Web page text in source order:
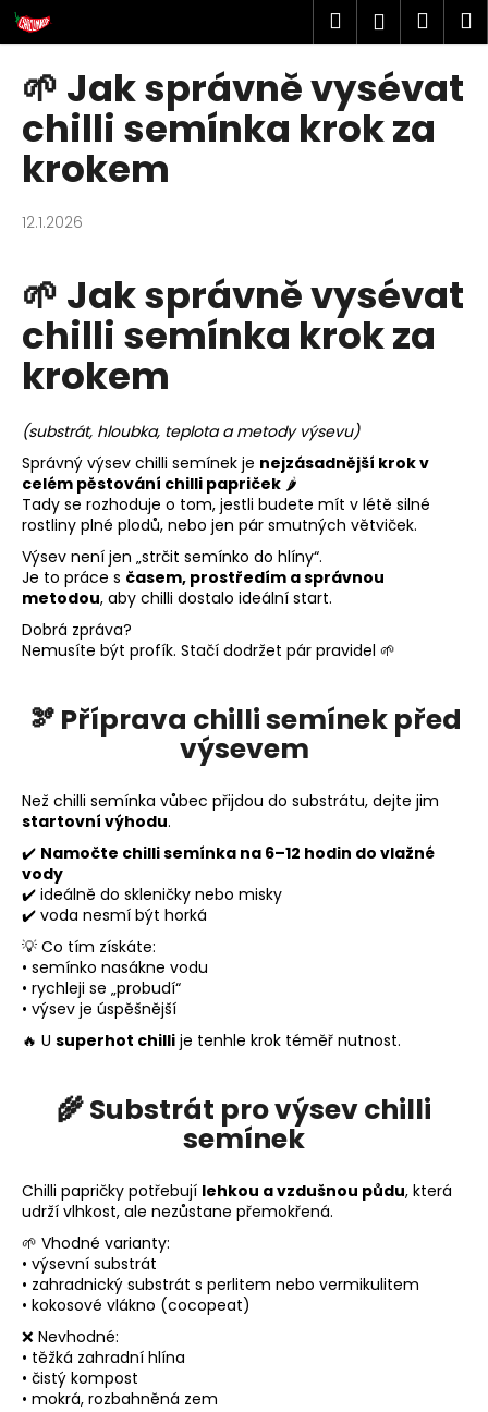
Přejít
na
obsah
Hledat
🌱 Jak správně vysévat
chilli semínka krok za
krokem
12.1.2026
🌱 Jak správně vysévat
chilli semínka krok za
krokem
(substrát, hloubka, teplota a metody výsevu)
Správný výsev chilli semínek je nejzásadnější krok v
celém pěstování chilli papriček 🌶️
Tady se rozhoduje o tom, jestli budete mít v létě silné
rostliny plné plodů, nebo jen pár smutných větviček.
Výsev není jen „strčit semínko do hlíny“.
Je to práce s časem, prostředím a správnou
metodou, aby chilli dostalo ideální start.
Dobrá zpráva?
Nemusíte být profík. Stačí dodržet pár pravidel 🌱
🫘 Příprava chilli semínek před
výsevem
Než chilli semínka vůbec přijdou do substrátu, dejte jim
startovní výhodu.
✔️ Namočte chilli semínka na 6–12 hodin do vlažné
vody
✔️ ideálně do skleničky nebo misky
✔️ voda nesmí být horká
💡 Co tím získáte:
• semínko nasákne vodu
• rychleji se „probudí“
• výsev je úspěšnější
🔥 U superhot chilli je tenhle krok téměř nutnost.
🌾 Substrát pro výsev chilli
semínek
Chilli papričky potřebují lehkou a vzdušnou půdu, která
udrží vlhkost, ale nezůstane přemokřená.
🌱 Vhodné varianty:
• výsevní substrát
• zahradnický substrát s perlitem nebo vermikulitem
• kokosové vlákno (cocopeat)
❌ Nevhodné:
• těžká zahradní hlína
• čistý kompost
• mokrá, rozbahněná zem
K
o
C
o
o
ř
e
b
u
e
t
e
n
a
j
í
t
D
o
p
o
r
u
u
DÁRKOVÝ
CHILLI
PRODUKTŮ
8
KS
795
Kč